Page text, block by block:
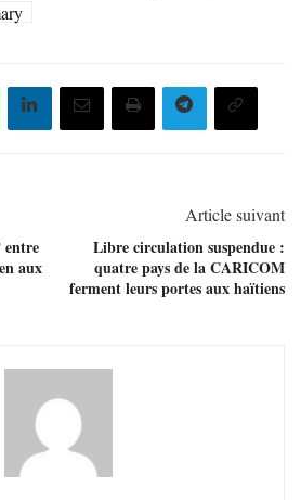
entre
aux
Article suivant
Libre circulation suspendue :
quatre pays de la CARICOM
ferment leurs portes aux haïtiens